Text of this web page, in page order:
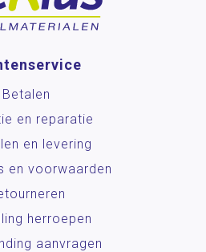
Betalen
en reparatie
en levering
en voorwaarden
herroepen
aanvragen